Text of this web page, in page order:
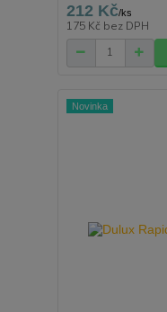
212 Kč/ks
175 Kč bez DPH
Novinka